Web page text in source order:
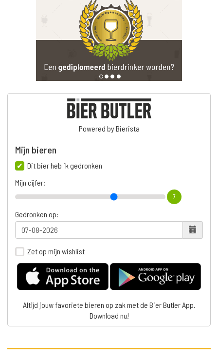
Powered by Bierista
Mijn bieren
Dit bier heb ik gedronken
Mijn cijfer:
7
Gedronken op:
Zet op mijn wishlist
Altijd jouw favoriete bieren op zak met de Bier Butler App.
Download nu!